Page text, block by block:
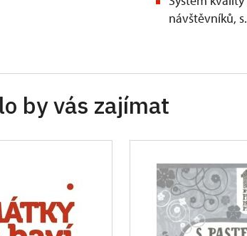
návštěvníků,
by vás zajímat